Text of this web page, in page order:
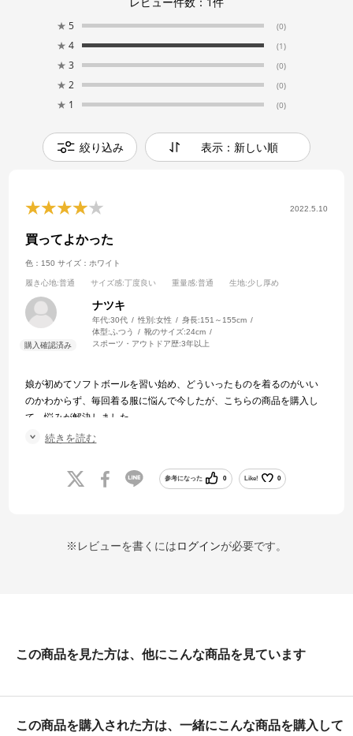
★ 5 (0)
★ 4 (1)
★ 3 (0)
★ 2 (0)
★ 1 (0)
絞り込み 表示：新しい順
2022.5.10
買ってよかった
色：150 サイズ：ホワイト
履き心地:普通 サイズ感:丁度良い 重量感:普通 生地:少し厚め
ナツキ
年代:30代 性別:女性 身長:151～155cm
体型: ふつう 靴のサイズ:24cm
スポーツ・アウトドア歴:3年以上
娘が初めてソフトボールを習い始め、どういったものを着るのがいい
のかわからず、毎回着る服に悩んで今したが、こちらの商品を購入し
て、悩みが解決しました。
汚れも付きにくいし、付いても洗濯でとれやすいです。
続きを読む
参考になった 0 Like! 0
※レビューを書くにはログインが必要です。
この商品を見た方は、他にこんな商品を見ています
この商品を購入された方は、一緒にこんな商品を購入して